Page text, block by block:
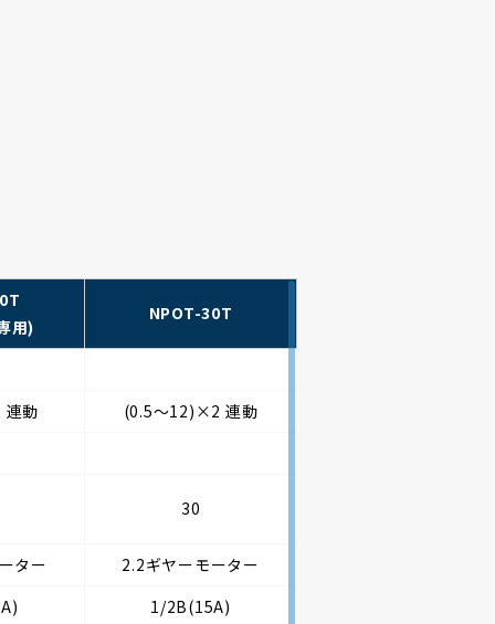
用)
NPOT-30T
動 (0.5～12)×2 連動
30
ター
2.2ギヤーモーター
1/2B(15A)